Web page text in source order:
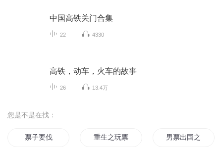
中国高铁关门合集
22 4330
高铁，动车，火车的故事
26 13.4万
您是不是在找：
票子要伐 重生之玩票人生 男票出国之后